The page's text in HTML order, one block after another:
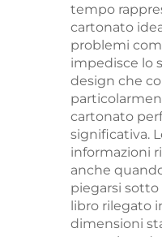
ai
tempo
cartonato
problemi
impedisce lo
design che
cartonato
significativa.
informazioni
anche
piegarsi
libro rilegato
dimensioni